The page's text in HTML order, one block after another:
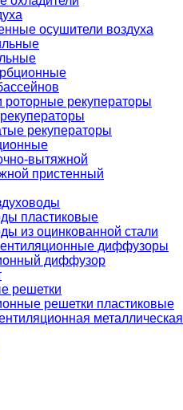
осушители воздуха
роторные рекуператоры
рекуператоры
вытяжной
пристенный
пластиковые
из оцинкованной стали
диффузоры
диффузор
решетки
решетки пластиковые
металлическая